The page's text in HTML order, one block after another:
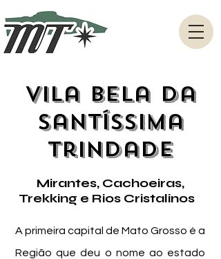
Vila Bela da
Santíssima
Trindade
Mirantes, Cachoeiras,
Trekking e Rios Cristalinos
A primeira capital de Mato Grosso é a
Região que deu o nome ao estado